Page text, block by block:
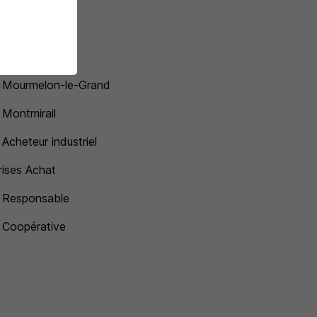
Mourmelon-le-Grand
industriel
Achat
Coopérative